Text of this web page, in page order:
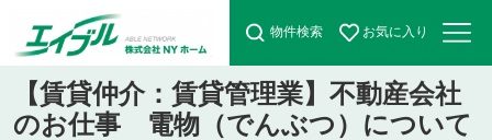
物件検索 お気に入り
【賃貸仲介：賃貸管理業】不動産会社
のお仕事 電物（でんぶつ）について